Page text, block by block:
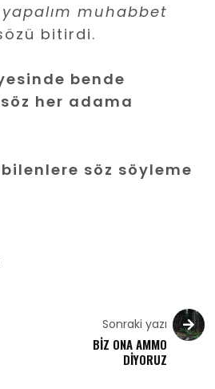
muhabbet
bitirdi.
bende
her adama
söz söyleme
Sonraki yazı
BİZ ONA AMMO
DİYORUZ